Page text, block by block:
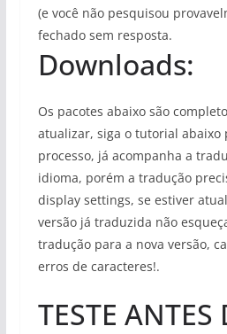
(e você não pesquisou
fechado sem resposta.
Downloads:
Os pacotes abaixo são
atualizar, siga o tutorial abaixo
processo, já acompanha a
idioma, porém a tradução
display settings, se estiver
versão já traduzida não
tradução para a nova versão,
erros de caracteres!.
TESTE ANTES